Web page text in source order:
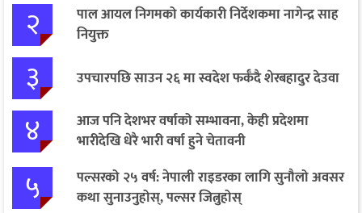
२
पाल आयल निगमको कार्यकारी निर्देशकमा नागेन्द्र साह
नियुक्त
३ उपचारपछि साउन २६ मा स्वदेश फर्कँदै शेरबहादुर देउवा
४
आज पनि देशभर वर्षाको सम्भावना, केही प्रदेशमा
भारीदेखि धेरै भारी वर्षा हुने चेतावनी
५
पल्सरको २५ वर्ष: नेपाली राइडरका लागि सुनौलो अवसर
कथा सुनाउनुहोस्, पल्सर जित्नुहोस्